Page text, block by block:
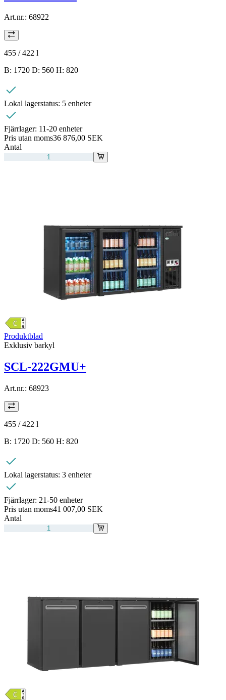
Art.nr.: 68922
455 / 422 l
B: 1720 D: 560 H: 820
Lokal lagerstatus: 5 enheter
Fjärrlager: 11-20 enheter
Pris utan moms36 876,00 SEK
Antal
Produktblad
Exklusiv barkyl
SCL-222GMU+
Art.nr.: 68923
455 / 422 l
B: 1720 D: 560 H: 820
Lokal lagerstatus: 3 enheter
Fjärrlager: 21-50 enheter
Pris utan moms41 007,00 SEK
Antal